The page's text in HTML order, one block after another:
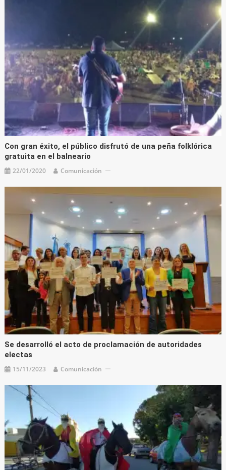
Con gran éxito, el público disfrutó de una peña folklórica
gratuita en el balneario
22/01/2020 Comunicación
Se desarrolló el acto de proclamación de autoridades
electas
15/11/2023 Comunicación